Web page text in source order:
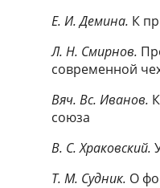
Е. И. Демина. К
Л. Н. Смирнов.
современной
Вяч. Вс. Иванов.
союза
В. С. Храковский.
Т. М. Судник. О